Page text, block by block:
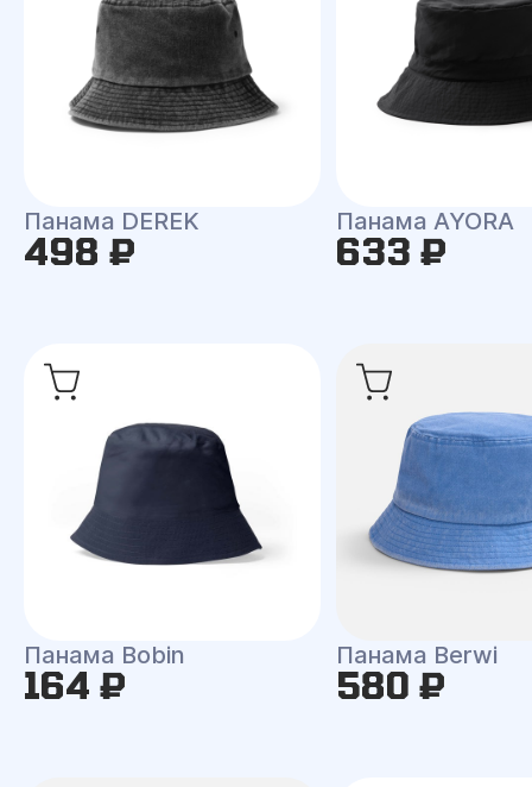
Панама DEREK
498 ₽
Панама AYORA
633 ₽
Панама Bobin
164 ₽
Панама Berwi
580 ₽